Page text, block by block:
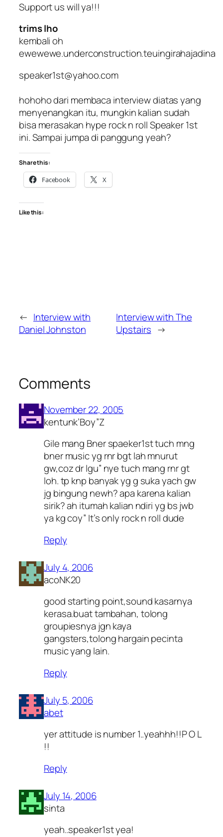
Support us will ya!!!
trims lho
kembali oh
ewewewe.underconstruction.teuingirahajadina
speaker1st@yahoo.com
hohoho dari membaca interview diatas yang
menyenangkan itu, mungkin kalian sudah
bisa merasakan hype rock n roll Speaker 1st
ini. Sampai jumpa di panggung yeah?
Share this:
Facebook X
Like this:
← Interview with
Daniel Johnston
Interview with The
Upstairs →
Comments
November 22, 2005
kentunk’Boy”Z
Gile mang Bner spaeker1st tuch mng
bner music yg rnr bgt lah mnurut
gw,coz dr lgu” nye tuch mang rnr gt
loh. tp knp banyak yg g suka yach gw
jg bingung newh? apa karena kalian
sirik? ah itumah kalian ndiri yg bs jwb
ya kg coy” It’s only rock n roll dude
Reply
July 4, 2006
acoNK20
good starting point,sound kasarnya
kerasa.buat tambahan, tolong
groupiesnya jgn kaya
gangsters,tolong hargain pecinta
music yang lain.
Reply
July 5, 2006
abet
yer attitude is number 1..yeahhh!!P O L
!!
Reply
July 14, 2006
sinta
yeah..speaker1st yea!